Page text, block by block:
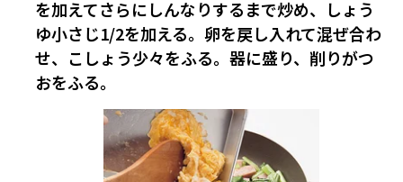
を加えてさらにしんなりするまで炒め、しょう
ゆ小さじ1/2を加える。卵を戻し入れて混ぜ合わ
せ、こしょう少々をふる。器に盛り、削りがつ
おをふる。